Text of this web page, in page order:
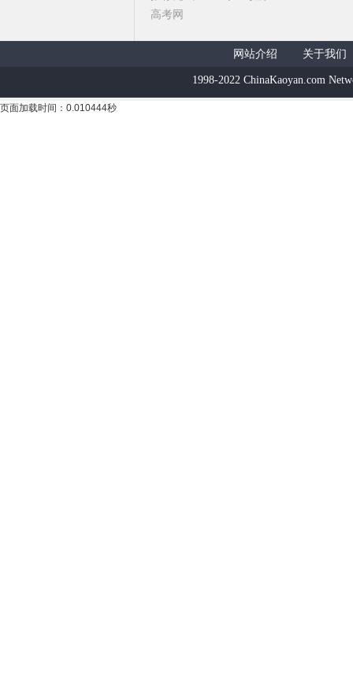
高考网
网站介绍 关于我们
1998-2022 ChinaKaoyan.com
页面加载时间：0.010444秒